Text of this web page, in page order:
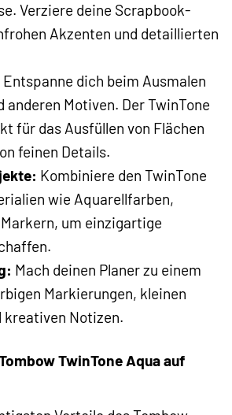
Verziere deine Scrapbook-
Akzenten und detaillierten
Entspanne dich beim Ausmalen
anderen Motiven. Der TwinTone
für das Ausfüllen von Flächen
feinen Details.
Kombiniere den TwinTone
wie Aquarellfarben,
um einzigartige
Mach deinen Planer zu einem
Markierungen, kleinen
kreativen Notizen.
TwinTone Aqua auf